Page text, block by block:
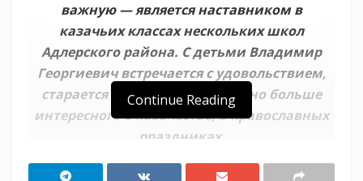
важную — является наставником в
казачьих классах нескольких школ
Адлерского района. С детьми Владимир
Георгиевич встречается с удовольствием,
старается рассказать как можно больше
интересного о казачестве, о православных
праздниках.
Недавняя его встреча с казачатами школы №28
Continue Reading